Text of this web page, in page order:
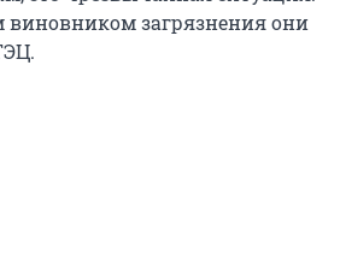
загрязнения они